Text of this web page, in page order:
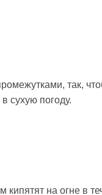
так,
сухую погоду.
на огне в